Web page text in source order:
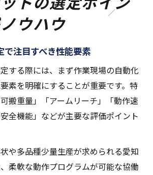
ウハウ
で注目すべき性能要素
する際には、まず作業現場の自動化
素を明確にすることが重要です。特
搬重量」「アームリーチ」「動作速
全機能」などが主要な評価ポイント
や多品種少量生産が求められる愛知
柔軟な動作プログラムが可能な協働